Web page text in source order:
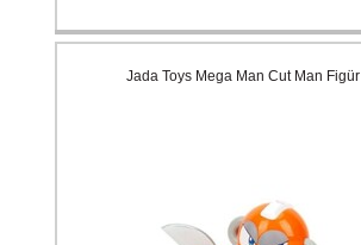
Jada Toys Mega Man Cut Man Figür